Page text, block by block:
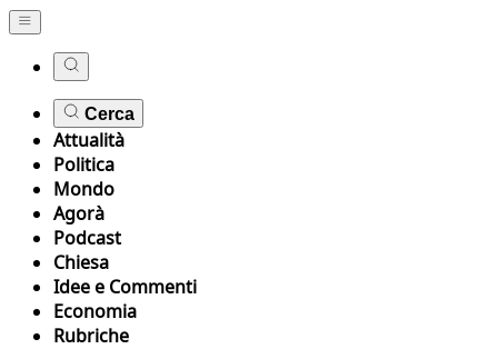
Cerca
Attualità
Politica
Mondo
Agorà
Podcast
Chiesa
Idee e Commenti
Economia
Rubriche